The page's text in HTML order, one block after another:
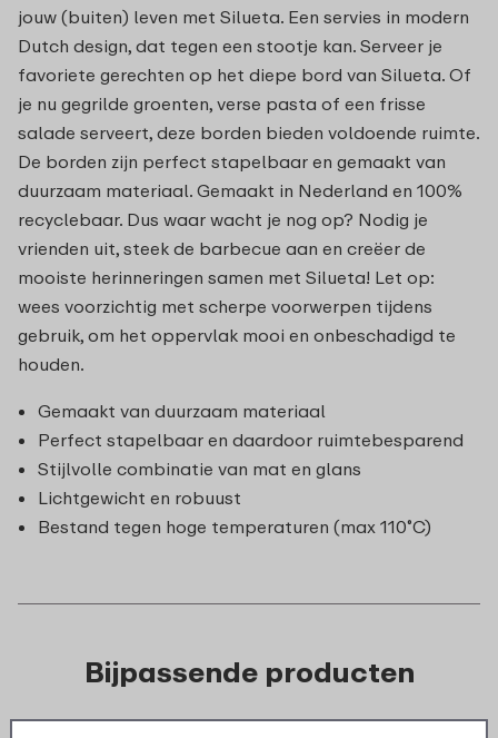
jouw (buiten) leven met Silueta. Een servies in modern
Dutch design, dat tegen een stootje kan. Serveer je
favoriete gerechten op het diepe bord van Silueta. Of
je nu gegrilde groenten, verse pasta of een frisse
salade serveert, deze borden bieden voldoende ruimte.
De borden zijn perfect stapelbaar en gemaakt van
duurzaam materiaal. Gemaakt in Nederland en 100%
recyclebaar. Dus waar wacht je nog op? Nodig je
vrienden uit, steek de barbecue aan en creëer de
mooiste herinneringen samen met Silueta! Let op:
wees voorzichtig met scherpe voorwerpen tijdens
gebruik, om het oppervlak mooi en onbeschadigd te
houden.
Gemaakt van duurzaam materiaal
Perfect stapelbaar en daardoor ruimtebesparend
Stijlvolle combinatie van mat en glans
Lichtgewicht en robuust
Bestand tegen hoge temperaturen (max 110˚C)
Bijpassende producten